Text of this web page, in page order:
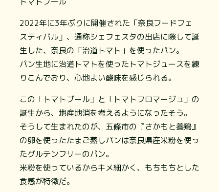
2022年に3年ぶりに開催された「奈良フードフェ
スティバル」、通称シェフェスタの出店に際して誕
生した、奈良の「治道トマト」を使ったパン。
パン生地に治道トマトを使ったトマトジュースを練
りこんでおり、心地よい酸味を感じられる。
この「トマトブール」と「トマトフロマージュ」の
誕生から、地産地消を考えるようになったそう。
そうして生まれたのが、五條市の『さかもと養鶏』
の卵を使ったたまご蒸しパンは奈良県産米粉を使っ
たグルテンフリーのパン。
米粉を使っているからキメ細かく、もちもちとした
食感が特徴だ。